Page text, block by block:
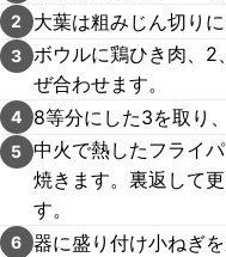
2 大葉は粗みじん切りに
3 ボウルに鶏ひき肉、2
ぜ合わせます。
4 8等分にした3を取り
5 中火で熱したフライ
焼きます。裏返して
す。
6 器に盛り付け小ねぎを